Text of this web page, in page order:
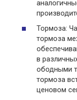
Тормоза:
тормоза
в
ободными
тормоза
ценовом